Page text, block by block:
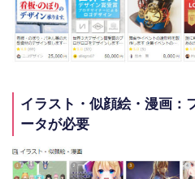
イラスト・似顔絵・漫画：
ータが必要